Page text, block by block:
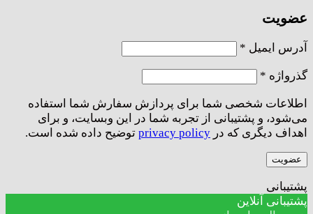
عضویت
آدرس ایمیل *
گذرواژه *
اطلاعات شخصی شما برای پردازش سفارش شما استفاده
می‌شود، و پشتیبانی از تجربه شما در این وبسایت، و برای
اهداف دیگری که در privacy policy توضیح داده شده است.
عضویت
پشتیبانی
پشتیبانی آنلاین